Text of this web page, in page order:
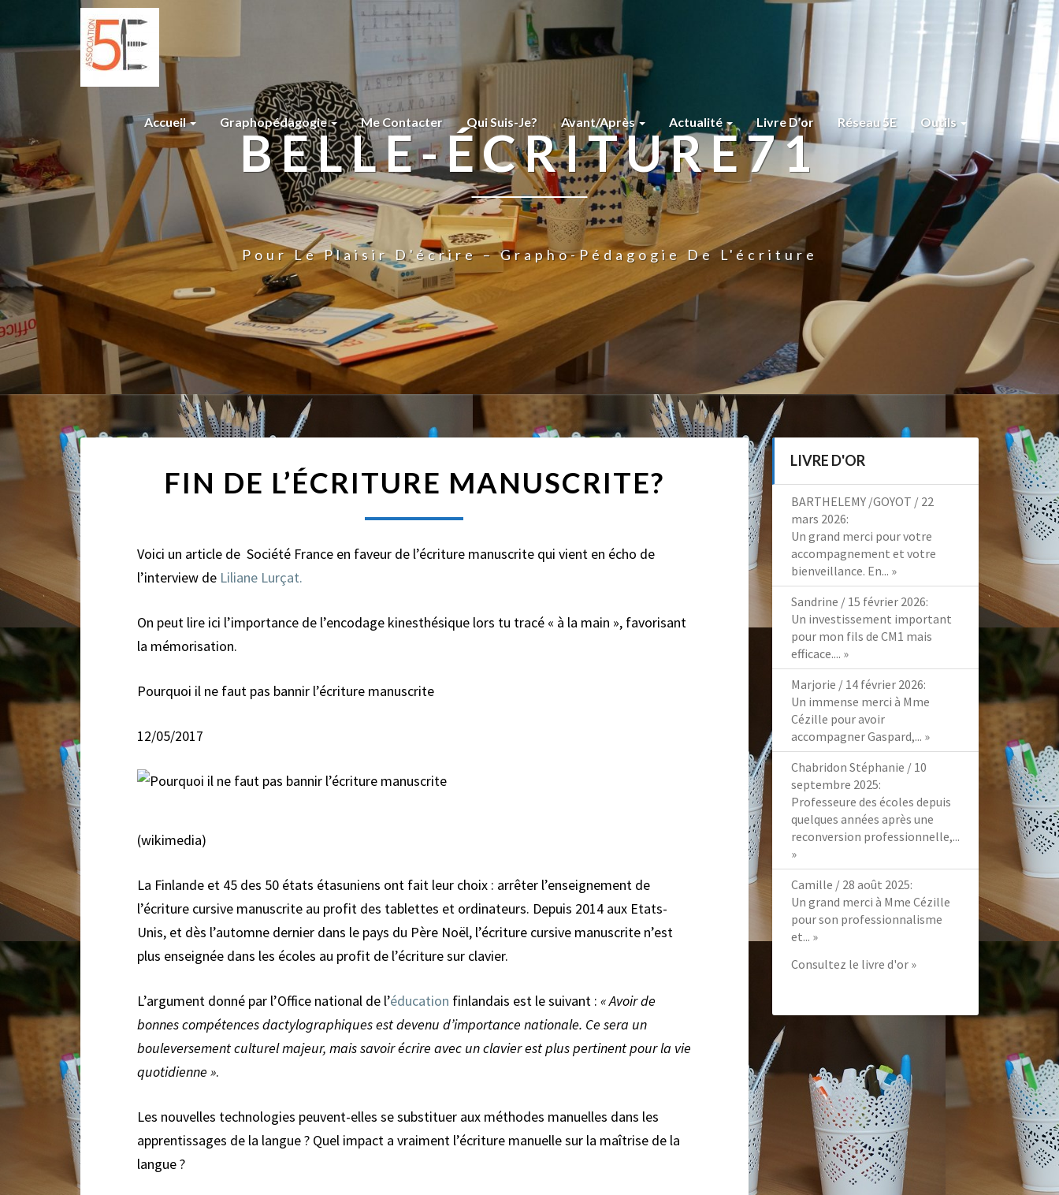
Accueil Graphopédagogie Me Contacter Qui Suis-Je? Avant/Après Actualité Livre D’or Réseau 5E Outils
BELLE-ÉCRITURE71
Pour Le Plaisir D'écrire – Grapho-Pédagogie De L'écriture
I
D
L
C
U
A
R
I
T
E
?
FIN DE L’ÉCRITURE MANUSCRITE?
Voici un article de Société France en faveur de l’écriture manuscrite qui vient en écho de
l’interview de Liliane Lurçat.
On peut lire ici l’importance de l’encodage kinesthésique lors tu tracé « à la main », favorisant
la mémorisation.
Pourquoi il ne faut pas bannir l’écriture manuscrite
12/05/2017
(wikimedia)
La Finlande et 45 des 50 états étasuniens ont fait leur choix : arrêter l’enseignement de
l’écriture cursive manuscrite au profit des tablettes et ordinateurs. Depuis 2014 aux Etats-
Unis, et dès l’automne dernier dans le pays du Père Noël, l’écriture cursive manuscrite n’est
plus enseignée dans les écoles au profit de l’écriture sur clavier.
L’argument donné par l’Office national de l’éducation finlandais est le suivant : «Avoir de
bonnes compétences dactylographiques est devenu d’importance nationale. Ce sera un
bouleversement culturel majeur, mais savoir écrire avec un clavier est plus pertinent pour la vie
quotidienne ».
Les nouvelles technologies peuvent-elles se substituer aux méthodes manuelles dans les
apprentissages de la langue ? Quel impact a vraiment l’écriture manuelle sur la maîtrise de la
langue ?
LIVRE D'OR
BARTHELEMY /GOYOT / 22
mars 2026:
Un grand merci pour votre
accompagnement et votre
bienveillance. En... »
Sandrine / 15 février 2026:
Un investissement important
pour mon fils de CM1 mais
efficace.... »
Marjorie / 14 février 2026:
Un immense merci à Mme
Cézille pour avoir
accompagner Gaspard,... »
Chabridon Stéphanie / 10
septembre 2025:
Professeure des écoles depuis
quelques années après une
reconversion professionnelle,...
»
Camille / 28 août 2025:
Un grand merci à Mme Cézille
pour son professionnalisme
et... »
Consultez le livre d'or »